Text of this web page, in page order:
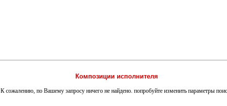
Композиции исполнителя
К сожалению, по Вашему запросу ничего не найдено. попробуйте изменить параметры